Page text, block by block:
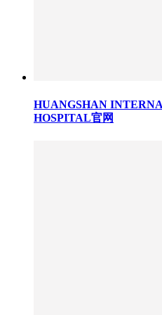
HUANGSHAN
HOSPITAL官网